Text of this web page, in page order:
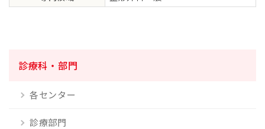
診療科・部門
各センター
診療部門